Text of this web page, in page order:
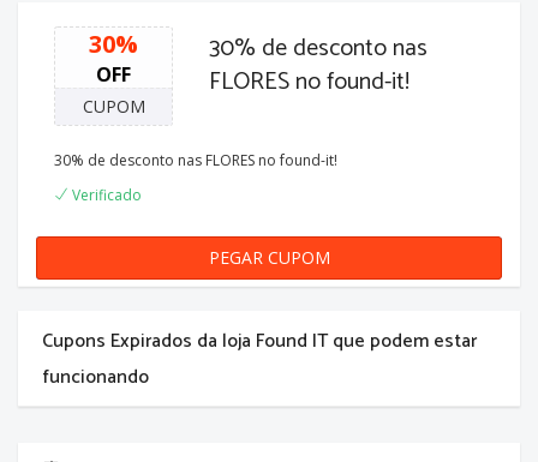
30%
OFF
CUPOM
30% de desconto nas
FLORES no found-it!
30% de desconto nas FLORES no found-it!
Verificado
PEGAR CUPOM
Cupons Expirados da loja Found IT que podem estar
funcionando